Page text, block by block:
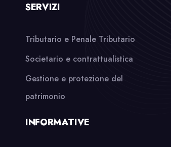
SERVIZI
Tributario e Penale Tributario
Societario e contrattualistica
Gestione e protezione del
patrimonio
INFORMATIVE